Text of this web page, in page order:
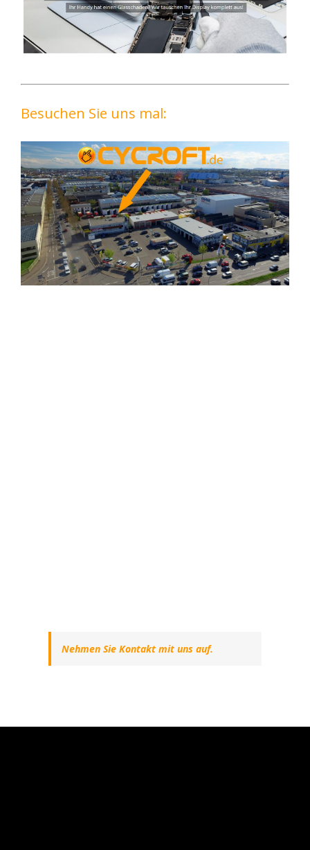
Besuchen Sie uns mal:
Nehmen Sie Kontakt mit uns auf.